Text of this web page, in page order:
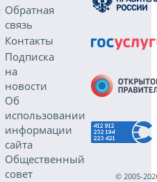
Обратная
связь
Контакты
Подписка
на
новости
Об
использовании
информации
сайта
Общественный
совет
© 2005-